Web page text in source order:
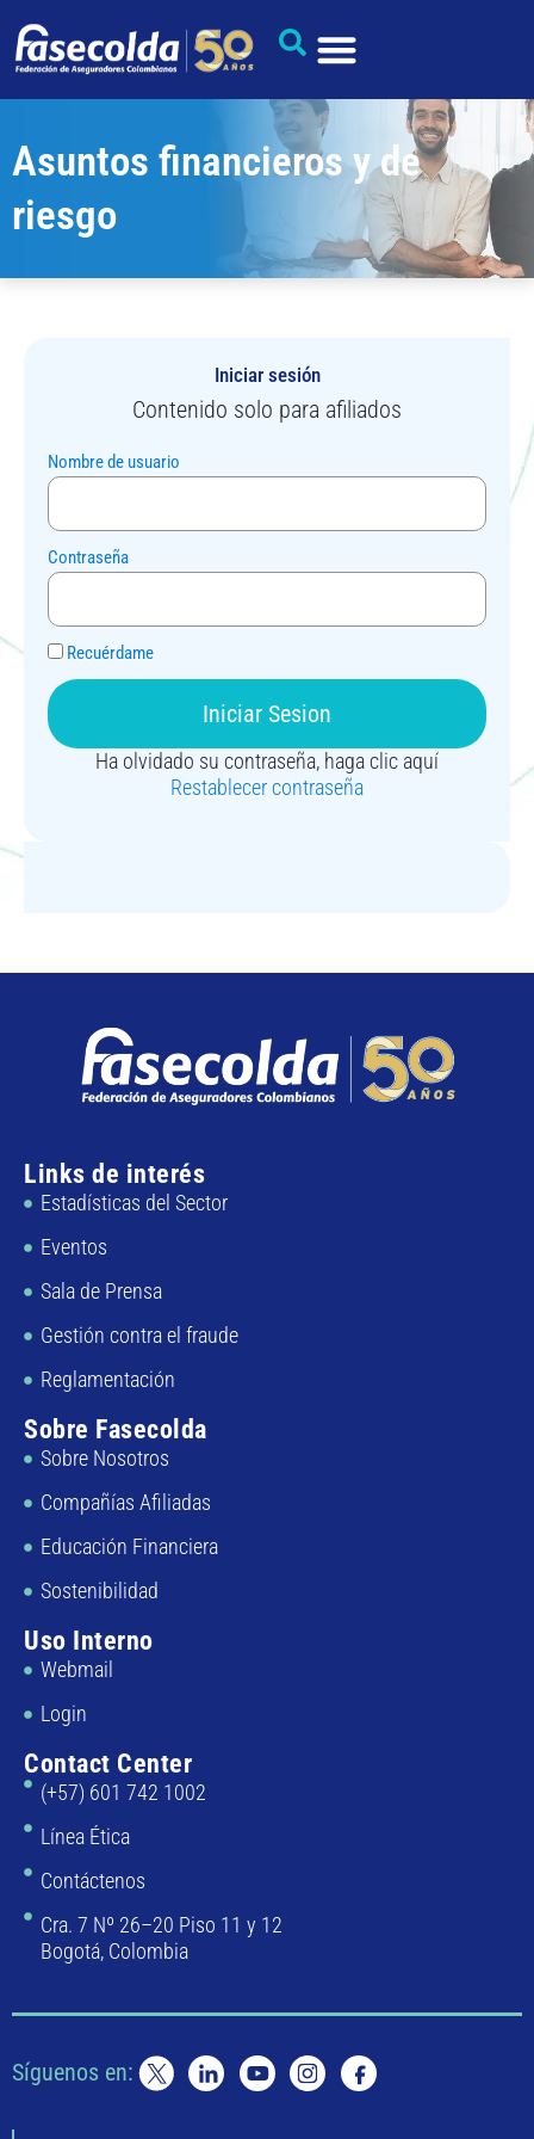
Asuntos financieros y de
riesgo
Iniciar sesión
Contenido solo para afiliados
Nombre de usuario
Contraseña
Recuérdame
Iniciar Sesion
Ha olvidado su contraseña, haga clic aquí
Restablecer contraseña
Links de interés
Estadísticas del Sector
Eventos
Sala de Prensa
Gestión contra el fraude
Reglamentación
Sobre Fasecolda
Sobre Nosotros
Compañías Afiliadas
Educación Financiera
Sostenibilidad
Uso Interno
Webmail
Login
Contact Center
(+57) 601 742 1002
Línea Ética
Contáctenos
Cra. 7 Nº 26–20 Piso 11 y 12
Bogotá, Colombia
Síguenos en: